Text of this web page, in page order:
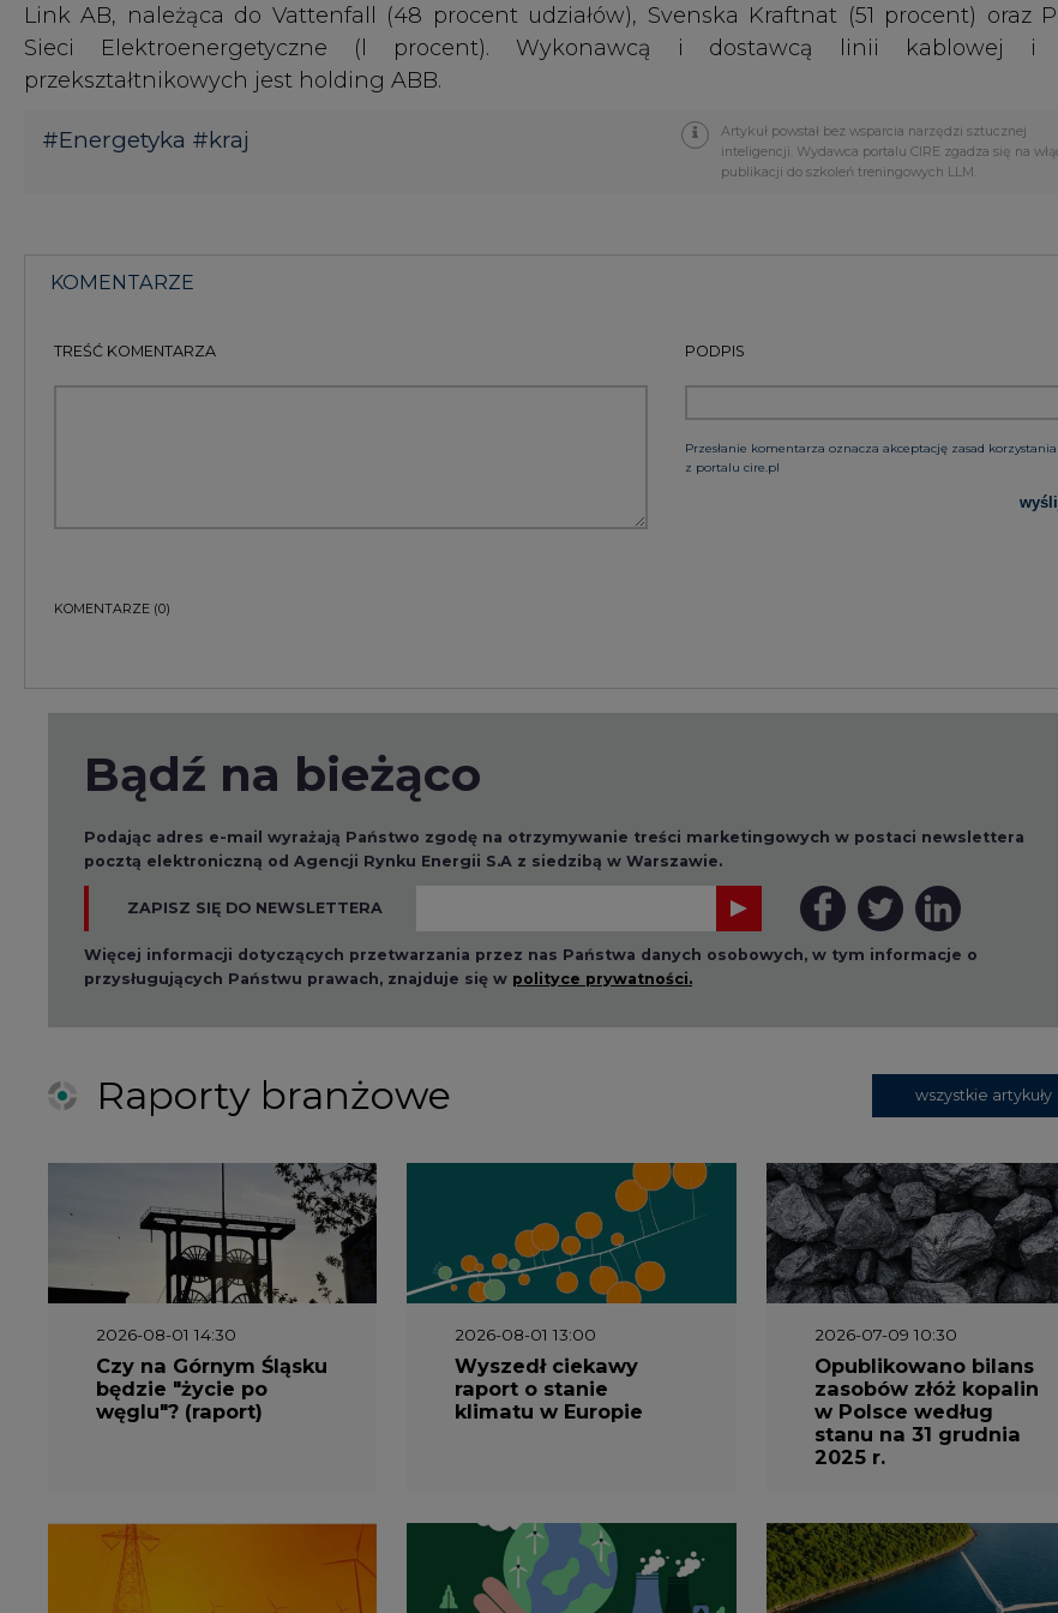
TREŚĆ KOMENTARZA PODPIS
Przesłanie komentarza oznacza akceptację zasad korzystania
z portalu cire.pl
ZAPISZ SIĘ DO NEWSLETTERA
przysługujących Państwu prawach, znajduje się w polityce prywatności.
Raporty branżowe
Czy na Górnym Śląsku
będzie "życie po
węglu"? (raport)
Opublikowano bilans
zasobów złóż kopalin
w Polsce według
2025 r.
2026-06-08 07:00 2026-05-23 16:00
systemowego w
Polsce”
2026-05-23 15:00
Koszty transformacji
energetyki w Polsce
ekspertów